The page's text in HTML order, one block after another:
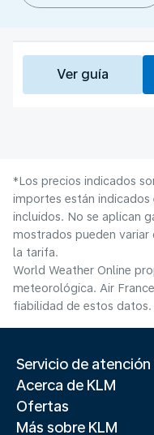
Ver guía
*Los precios indicados
importes están indicados
incluidos. No se aplican
mostrados pueden
la tarifa.
World Weather Online
meteorológica. Air
fiabilidad de estos datos.
Servicio de
Acerca de KLM
Ofertas
Más sobre KLM